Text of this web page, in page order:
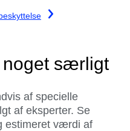
noget særligt
af specielle
af eksperter. Se
estimeret værdi af